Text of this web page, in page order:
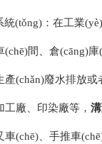
統(tǒng)：在工業
間、倉
產(chǎn)廢水排放
廠、印染廠等，
(chē)、手推車